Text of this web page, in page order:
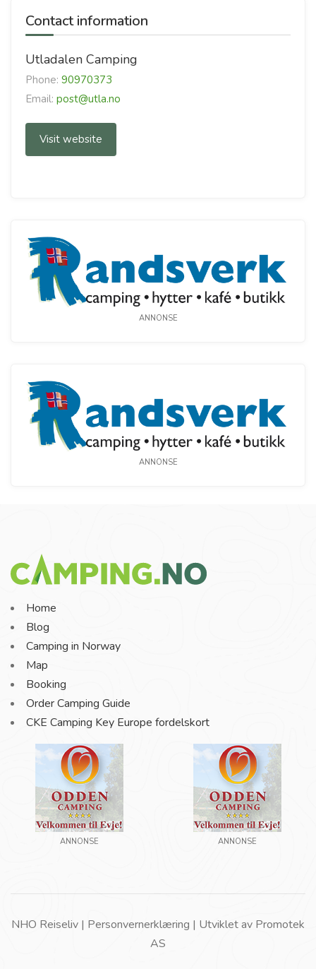
Contact information
Utladalen Camping
Phone: 90970373
Email: post@utla.no
Visit website
ANNONSE
ANNONSE
Home
Blog
Camping in Norway
Map
Booking
Order Camping Guide
CKE Camping Key Europe fordelskort
ANNONSE ANNONSE
NHO Reiseliv | Personvernerklæring | Utviklet av Promotek
AS